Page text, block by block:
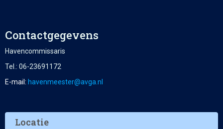
Contactgegevens
Havencommissaris
Tel.: 06-23691172
E-mail: retseemnevah@avga.nl
Locatie